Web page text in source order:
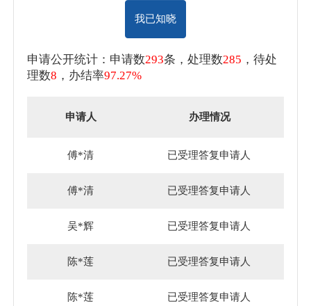
我已知晓
申请公开统计：申请数293条，处理数285 ，待处
理数8 ，办结率97.27%
申请人 办理情况
傅*清 已受理答复申请人
傅*清 已受理答复申请人
吴*辉 已受理答复申请人
陈*莲 已受理答复申请人
陈*莲 已受理答复申请人